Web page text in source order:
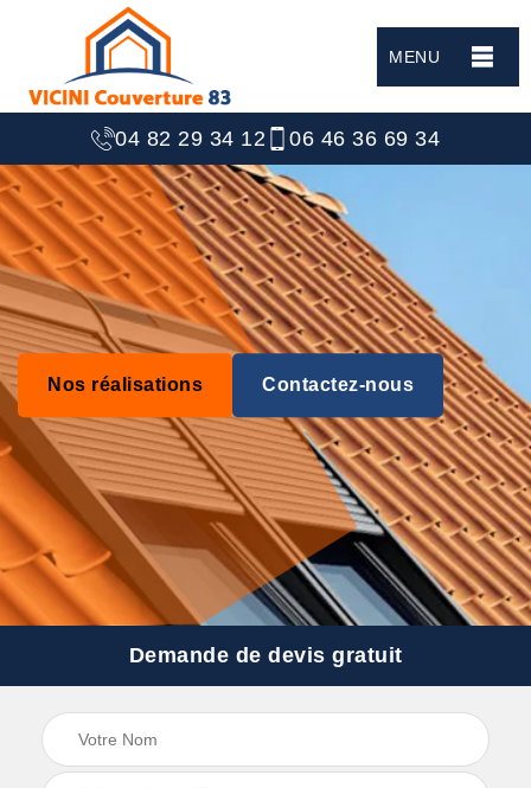
MENU
04 82 29 34 12 06 46 36 69 34
Nos réalisations Contactez-nous
Demande de devis gratuit